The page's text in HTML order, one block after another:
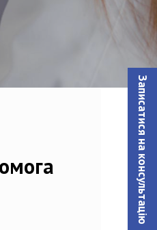
Записатися на консультацiю